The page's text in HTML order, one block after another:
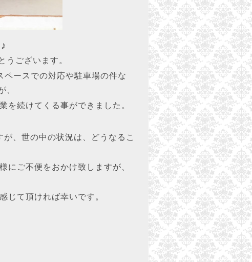
ございます。
ペースでの対応や駐車場の件な
、
を続けてくる事ができました。
、世の中の状況は、どうなるこ
にご不便をおかけ致しますが、
じて頂ければ幸いです。